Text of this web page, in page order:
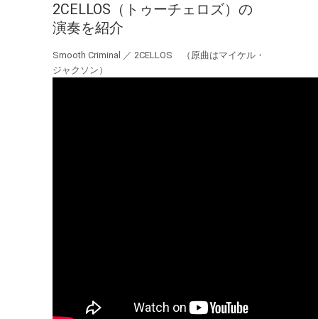
2CELLOS（トゥーチェロズ）の
演奏を紹介
Smooth Criminal ／ 2CELLOS （原曲はマイケル・
ジャクソン）